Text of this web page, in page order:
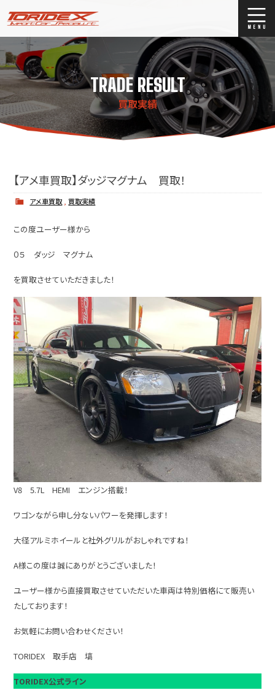
ブログ
Stock list
ストックリスト
買取
TRADE RESULT
買取実績
【アメ車買取】ダッジマグナム 買取！
アメ車買取 買取実績
この度ユーザー様から
０５ ダッジ マグナム
を買取させていただきました！
V8 5.7L HEMI エンジン搭載！
ワゴンながら申し分ないパワーを発揮します！
大径アルミホイールと社外グリルがおしゃれですね！
A様この度は誠にありがとうございました！
ユーザー様から直接買取させていただいた車両は特別価格にて販売い
たしております！
お気軽にお問い合わせください！
TORIDEX 取手店 塙
TORIDEX公式ライン